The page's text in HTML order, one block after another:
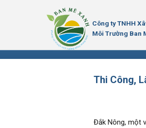
Công ty TNHH
Môi Trường Ban
Thi Công,
Đắk Nông, một